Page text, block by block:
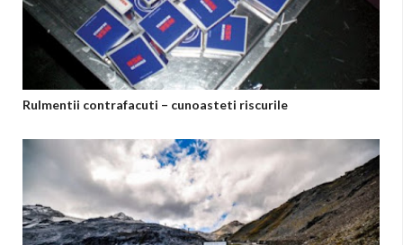
Rulmentii contrafacuti – cunoasteti riscurile